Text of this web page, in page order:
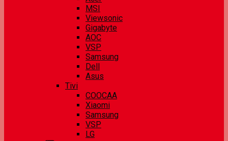
MSI
Viewsonic
Gigabyte
AOC
VSP
Samsung
Dell
Asus
Tivi
COOCAA
Xiaomi
Samsung
VSP
LG